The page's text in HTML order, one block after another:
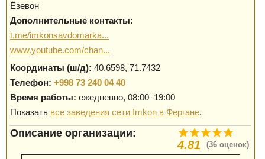
Ёзевон
Дополнительные контакты:
t.me/imkonsavdomarka...
www.youtube.com/chan...
Координаты (ш/д): 40.6598, 71.7432
Телефон: +998 73 240 04 40
Время работы: ежедневно, 08:00–19:00
Показать все заведения сети Imkon в Фергане.
(36 оценок)
4.81
Описание организации: